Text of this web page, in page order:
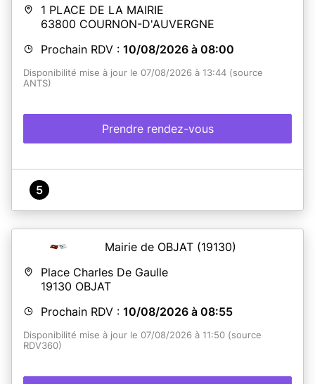
1 PLACE DE LA MAIRIE
63800 COURNON-D'AUVERGNE
Prochain RDV : 10/08/2026 à 08:00
Disponibilité mise à jour le 07/08/2026 à 13:44 (source
ANTS)
Prendre rendez-vous
5
Mairie de OBJAT (19130)
Place Charles De Gaulle
19130 OBJAT
Prochain RDV : 10/08/2026 à 08:55
Disponibilité mise à jour le 07/08/2026 à 11:50 (source
RDV360)